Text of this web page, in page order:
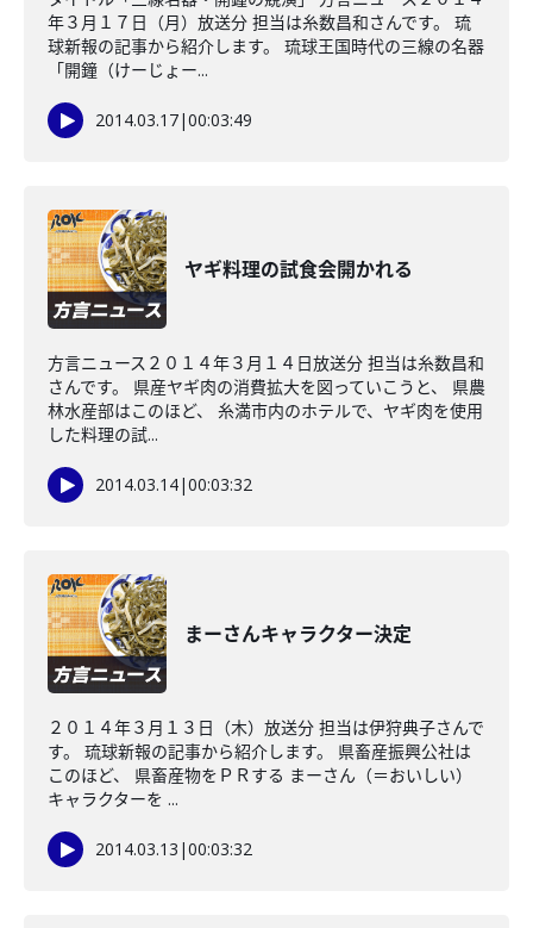
年３月１７日（月）放送分 担当は糸数昌和さんです。 琉
球新報の記事から紹介します。 琉球王国時代の三線の名器
「開鐘（けーじょー...
2014.03.17|00:03:49
ヤギ料理の試食会開かれる
方言ニュース２０１４年３月１４日放送分 担当は糸数昌和
さんです。 県産ヤギ肉の消費拡大を図っていこうと、 県農
林水産部はこのほど、 糸満市内のホテルで、ヤギ肉を使用
した料理の試...
2014.03.14|00:03:32
まーさんキャラクター決定
２０１４年３月１３日（木）放送分 担当は伊狩典子さんで
す。 琉球新報の記事から紹介します。 県畜産振興公社は
このほど、 県畜産物をＰＲする まーさん（＝おいしい）
キャラクターを ...
2014.03.13 |00:03:32